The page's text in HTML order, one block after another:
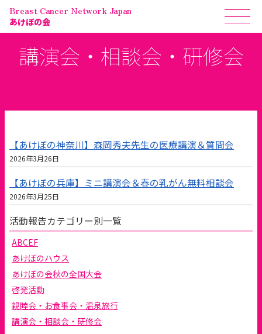
Breast Cancer Network Japan
あけぼの会
講演会・相談会・研修会
【あけぼの神奈川】森岡秀夫先生の医療講演＆質問会
2026年3月26日
【あけぼの兵庫】ミニ講演会＆春の乳がん無料相談会
2026年3月25日
活動報告カテゴリー別一覧
ABCEF
あけぼのハウス
あけぼの会秋の全国大会
啓発活動
親睦会・お食事会・温泉旅行
講演会・相談会・研修会